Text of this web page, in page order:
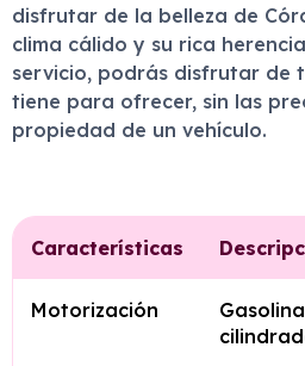
disfrutar de la belleza de
clima cálido y su rica
servicio, podrás disfrutar de
tiene para ofrecer, sin las
propiedad de un vehículo.
Características
Motorización